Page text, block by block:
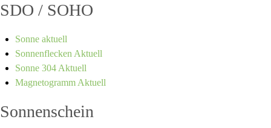
SDO / SOHO
Sonne aktuell
Sonnenflecken Aktuell
Sonne 304 Aktuell
Magnetogramm Aktuell
Sonnenschein